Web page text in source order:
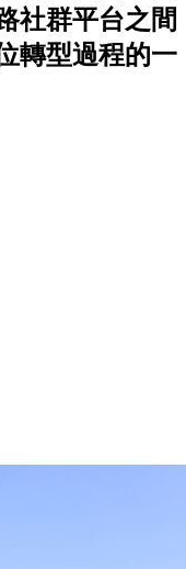
社群平台之間
轉型過程的一